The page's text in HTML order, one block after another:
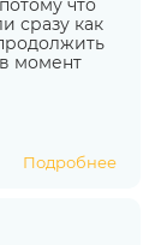
что
сразу как
момент
Подробнее